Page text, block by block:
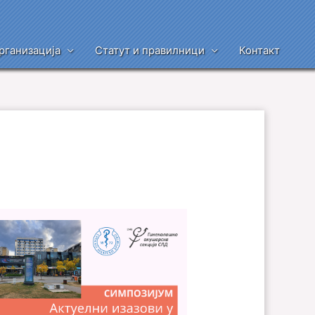
Статут и правилници Контакт